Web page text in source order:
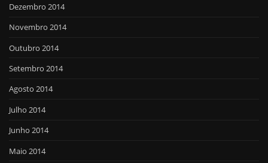
Dezembro 2014
Novembro 2014
Outubro 2014
Setembro 2014
Agosto 2014
Julho 2014
Junho 2014
Maio 2014